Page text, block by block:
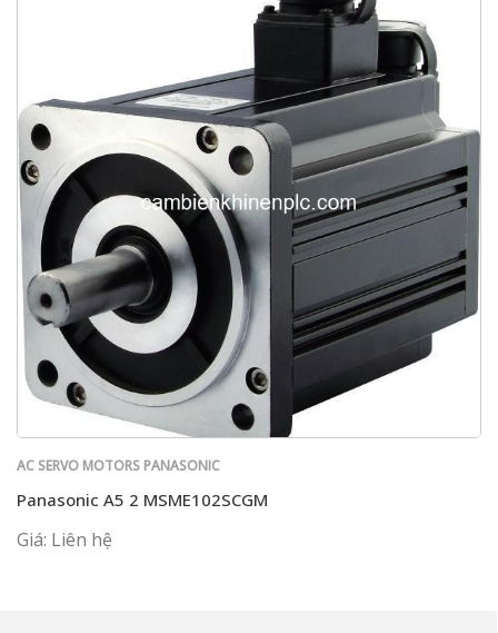
AC SERVO MOTORS PANASONIC
Panasonic A5 2 MSME102SCGM
Giá: Liên hệ